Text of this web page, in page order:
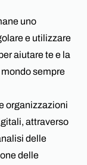
uno
e utilizzare
aiutare te e la
sempre
organizzazioni
attraverso
delle
delle